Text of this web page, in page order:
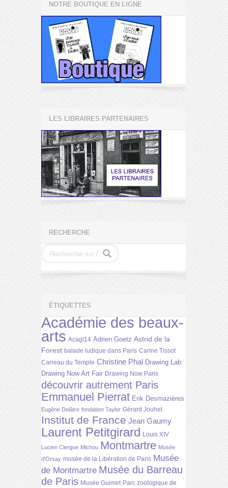
NOTRE BOUTIQUE EN LIGNE
LES LIBRAIRES PARTENAIRES
RECHERCHE
ÉTIQUETTES
Académie des beaux-
arts Acagl14 Adrien Goetz Astrid de la
Forest balade ludique dans Paris Carine Tissot
Carreau du Temple Christine Phal Drawing Lab
Drawing Now Art Fair Drawing Now Paris
découvrir autrement Paris
Emmanuel Pierrat Erik Desmazières
Eugène Delâtre fondation Taylor Gérard Jouhet
Institut de France Jean Gaumy
Laurent Petitgirard Louis XIV
Lucien Clergue Michou Montmartre Musée
d'Orsay musée de la Libération de Paris Musée
de Montmartre Musée du Barreau
de Paris Musée Guimet Parc zoologique de